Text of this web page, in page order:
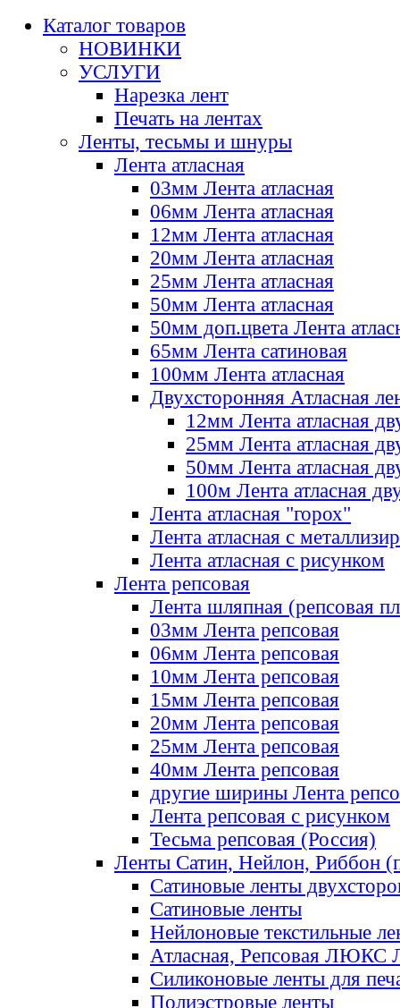
Каталог товаров
НОВИНКИ
УСЛУГИ
Нарезка лент
Печать на лентах
Ленты, тесьмы и шнуры
Лента атласная
03мм Лента атласная
06мм Лента атласная
12мм Лента атласная
20мм Лента атласная
25мм Лента атласная
50мм Лента атласная
50мм доп.цвета Лента
65мм Лента сатиновая
100мм Лента атласная
Двухсторонняя Атласная
12мм Лента атласная
25мм Лента атласная
50мм Лента атласная
100м Лента атласная
Лента атласная "горох"
Лента атласная с
Лента атласная с рисунком
Лента репсовая
Лента шляпная (репсовая
03мм Лента репсовая
06мм Лента репсовая
10мм Лента репсовая
15мм Лента репсовая
20мм Лента репсовая
25мм Лента репсовая
40мм Лента репсовая
другие ширины Лента
Лента репсовая с рисунком
Тесьма репсовая (Россия)
Ленты Сатин, Нейлон, Риббон
Сатиновые ленты
Сатиновые ленты
Нейлоновые текстильные
Атласная, Репсовая ЛЮКС
Силиконовые ленты для
Полиэстровые ленты